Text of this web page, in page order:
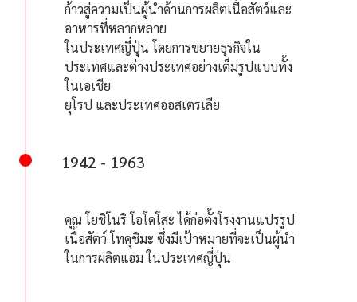
ก้าวสู่ความเป็นผู้นำด้านการผลิตเนื้อสัตว์และ
อาหารที่หลากหลาย
ในประเทศญี่ปุ่น โดยการขยายธุรกิจใน
ประเทศและต่างประเทศอย่างเต็มรูปแบบทั้ง
ในเอเชีย
ยุโรป และประเทศออสเตรเลีย
คุณ โยชิโนริ โอโคโสะ ได้ก่อตั้งโรงงานแปรรูป
เนื้อสัตว์ โทคุชิมะ ซึ่งมีเป้าหมายที่จะเป็นผู้นำ
ในการผลิตแฮม ในประเทศญี่ปุ่น
1942 - 1963